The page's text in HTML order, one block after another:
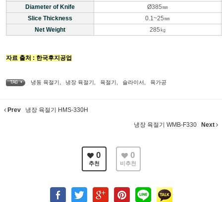
Diameter of Knife
Ø385㎜
Slice Thickness
0.1~25㎜
Net Weight
285㎏
자료 출처 : 한국후지공업
TAG • 냉동 육절기 냉장 육절기 육절기 슬라이서 육가공
Prev 냉장 육절기 HMS-330H
냉장 육절기 WMB-F330 Next
0
추천
0
비추천